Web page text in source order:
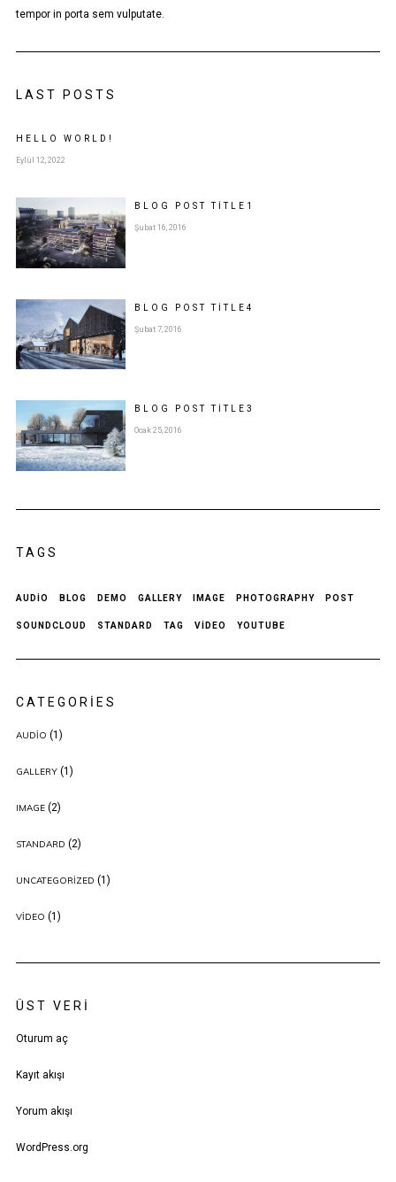
tempor in porta sem vulputate.
LAST POSTS
HELLO WORLD!
Eylül 12, 2022
BLOG POSTTITLE 1
Şubat 16, 2016
BLOG POSTTITLE 4
Şubat 7, 2016
BLOG POST TITLE 3
Ocak 25, 2016
TAGS
AUDIO BLOG DEMO GALLERY IMAGE PHOTOGRAPHY POST
SOUNDCLOUD STANDARD TAG VIDEO YOUTUBE
CATEGORIES
AUDIO (1)
GALLERY(1)
IMAGE(2)
STANDARD (2)
UNCATEGORIZED (1)
VIDEO (1)
ÜST VERI
Oturum aç
Kayıt akışı
Yorum akışı
WordPress.org